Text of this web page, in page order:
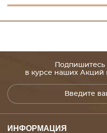
Подпишитесь
в курсе наших Акций
ИНФОРМАЦИЯ